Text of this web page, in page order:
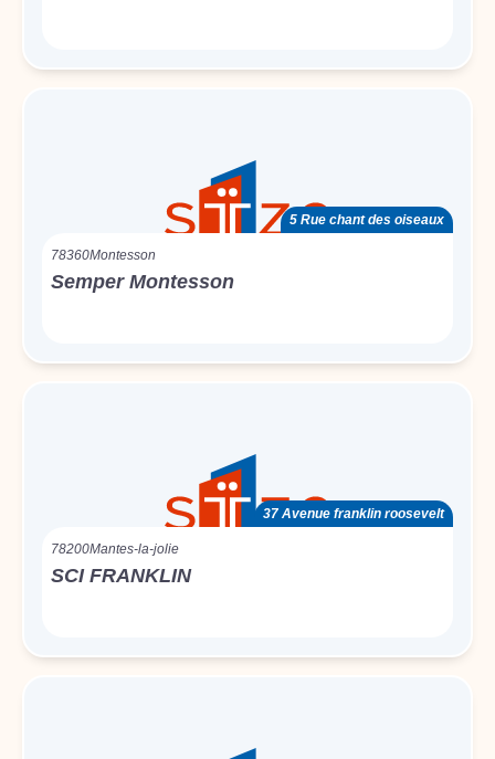
5 Rue chant des oiseaux
78360Montesson
Semper Montesson
37 Avenue franklin roosevelt
78200Mantes-la-jolie
SCI FRANKLIN